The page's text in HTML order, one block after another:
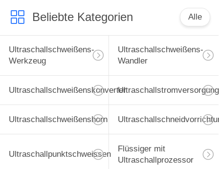
Beliebte Kategorien Alle
Ultraschallschweißens-
Werkzeug
Ultraschallschweißens-
Wandler
UltraschallschweißenskonverterUltraschallstromversorgung
Ultraschallschweißenshorn
Ultraschallpunktschweissen
Flüssiger mit
Ultraschallprozessor